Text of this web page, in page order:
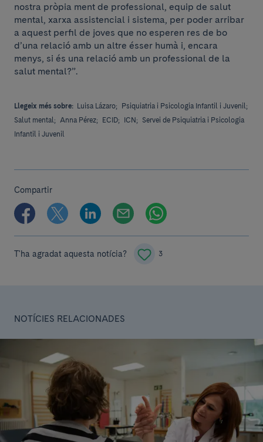
nostra pròpia ment de professional, equip de salut
mental, xarxa assistencial i sistema, per poder arribar
a aquest perfil de joves que no esperen res de bo
d’una relació amb un altre ésser humà i, encara
menys, si és una relació amb un professional de la
salut mental?”.
Llegeix més sobre: Luisa Lázaro;
Psiquiatria i Psicologia Infantil i Juvenil;
Salut mental; Anna Pérez; ECID; ICN;
Servei de Psiquiatria i Psicologia
Infantil i Juvenil
Compartir
T'ha agradat aquesta notícia? 3
NOTÍCIES RELACIONADES